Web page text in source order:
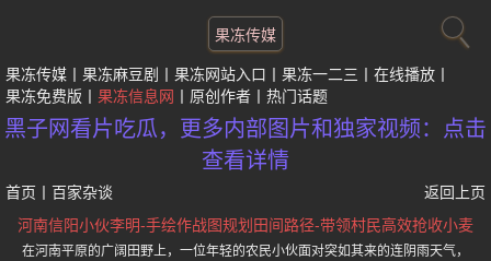
果冻传媒
果冻传媒 果冻麻豆剧 果冻网站入口 果冻一二三
在线播放
果冻免费版
果冻信息网 原创作者 热门话题
黑子网看片吃瓜，更多内部图片和独家视频：点击
查看详情
首页 百家杂谈
返回上页
河南信阳小伙李明-手绘作战图规划田间路径-带领村民高效抢收小麦
在河南平原的广阔田野上，一位年轻的农民小伙面对突如其来的连阴雨天气，